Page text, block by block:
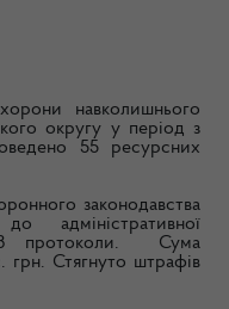
навколишнього
округу у період з
55 ресурсних
законодавства
адміністративної
33 протоколи. Сума
грн. Стягнуто штрафів